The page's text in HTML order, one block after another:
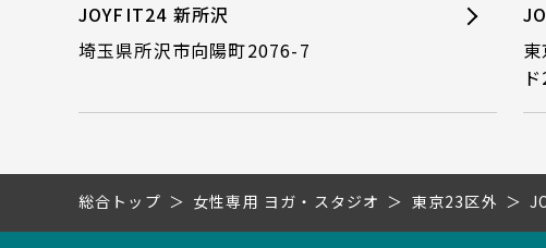
JOYFIT24 新所沢
埼玉県所沢市向陽町2076-7
総合トップ 女性専用 ヨガ・スタジオ 東京23区外